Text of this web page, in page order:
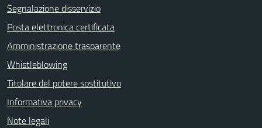
Segnalazione disservizio
Posta elettronica certificata
Amministrazione trasparente
Whistleblowing
Titolare del potere sostitutivo
Informativa privacy
Note legali